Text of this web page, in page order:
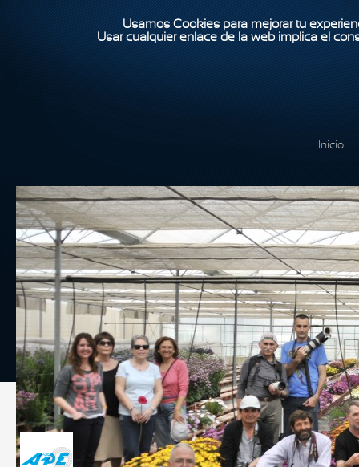
Usamos Cookies para mejorar tu
Usar cualquier enlace de la web implica el
Inicio